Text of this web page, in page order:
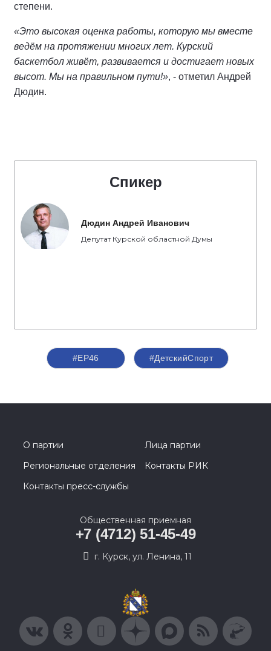
степени.
«Это высокая оценка работы, которую мы вместе
ведём на протяжении многих лет. Курский
баскетбол живёт, развивается и достигает новых
высот. Мы на правильном пути!», - отметил Андрей
Дюдин.
Спикер
Дюдин Андрей Иванович
Депутат Курской областной Думы
#ЕР46 #ДетскийСпорт
О партии
Лица партии
Региональные отделения
Контакты РИК
Контакты пресс-службы
Общественная приемная
+7 (4712) 51-45-49
г. Курск, ул. Ленина, 11